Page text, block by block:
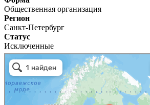
Общественная организация
Регион
Санкт-Петербург
Статус
Исключенные